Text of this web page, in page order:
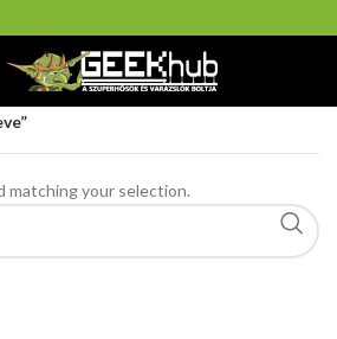
és Ajándékbolt
matching your selection.